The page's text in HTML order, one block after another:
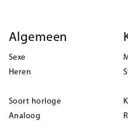
Algemeen
Sexe
Heren
Soort horloge
Analoog